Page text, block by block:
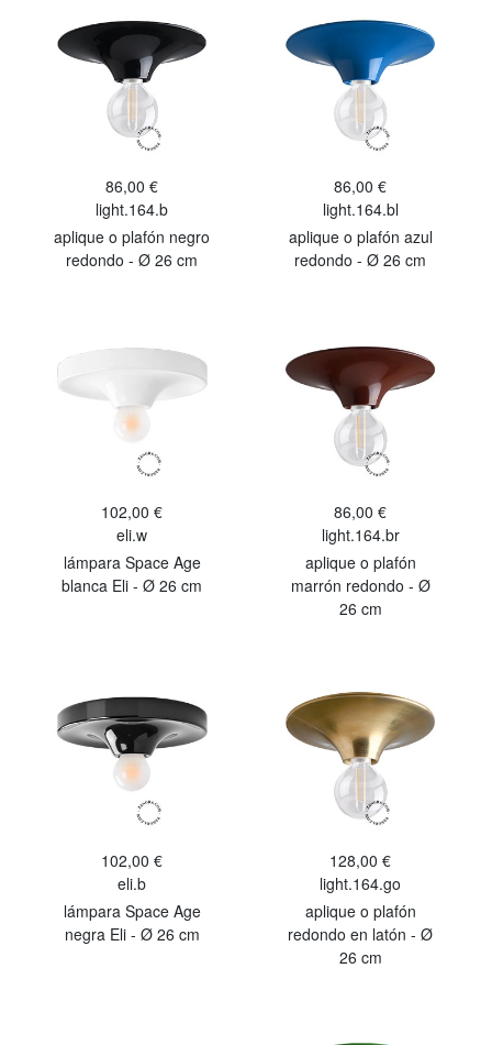
86,00 €
light.164.b
aplique o plafón negro
redondo - Ø 26 cm
86,00 €
light.164.bl
aplique o plafón azul
redondo - Ø 26 cm
102,00 €
eli.w
lámpara Space Age
blanca Eli - Ø 26 cm
86,00 €
light.164.br
aplique o plafón
marrón redondo - Ø
26 cm
102,00 €
eli.b
lámpara Space Age
negra Eli - Ø 26 cm
128,00 €
light.164.go
aplique o plafón
redondo en latón - Ø
26 cm